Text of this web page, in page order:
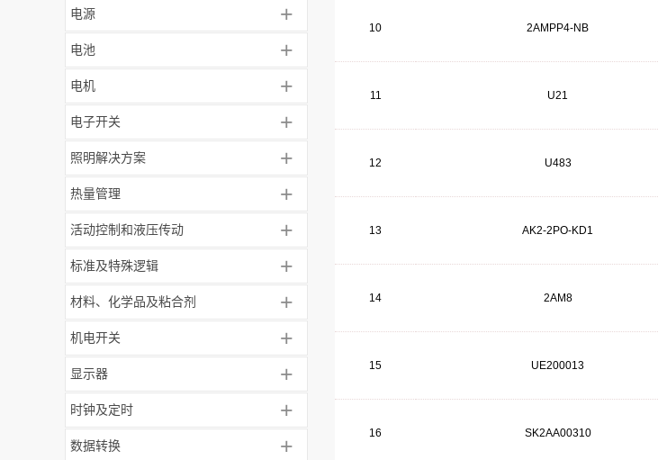
电源 +
电池 +
电机 +
电子开关 +
照明解决方案 +
热量管理 +
活动控制和液压传动 +
标准及特殊逻辑 +
材料、化学品及粘合剂 +
机电开关 +
显示器 +
时钟及定时 +
数据转换 +
10 2AMPP4-NB
11 U21
12 U483
13 AK2-2PO-KD1
14 2AM8
15 UE200013
16 SK2AA00310